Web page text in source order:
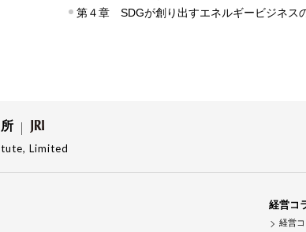
第４章 SDGが創り出すエネルギービジネス
Limited
経営コ
経営